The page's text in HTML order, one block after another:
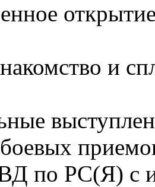
и
боевых
по РС(Я) с